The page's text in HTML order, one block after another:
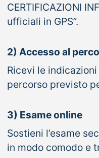
CERTIFICAZIONI
ufficiali in GPS”.
2) Accesso al
Ricevi le
percorso previsto
3) Esame online
Sostieni l’esame
in modo comodo e